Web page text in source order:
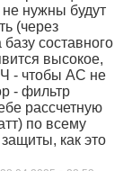
нужны будут
(через
составного
высокое,
- чтобы АС не
- фильтр
рассчетную
по всему
как это